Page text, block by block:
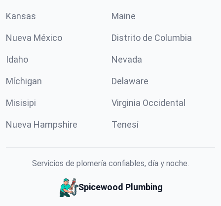
Kansas Maine
Nueva México Distrito de Columbia
Idaho Nevada
Míchigan Delaware
Misisipi Virginia Occidental
Nueva Hampshire Tenesí
Servicios de plomería confiables, día y noche.
Spicewood Plumbing